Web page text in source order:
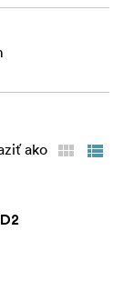
ako